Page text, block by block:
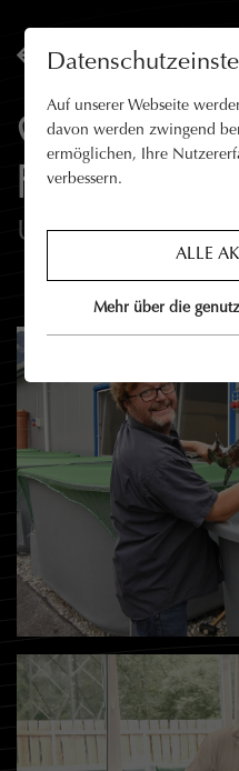
ZURÜCK
Unser
Auf unserer Webseite
davon werden zwingend
ermöglichen, Ihre
verbessern.
ALLE
Mehr über die